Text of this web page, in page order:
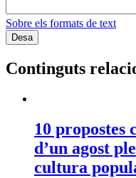
Sobre els formats de text
Continguts
10
d’un agost
cultura